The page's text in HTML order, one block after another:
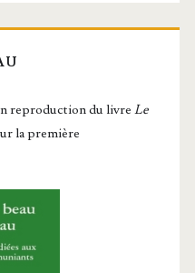
repro­duc­tion du livre Le
la première